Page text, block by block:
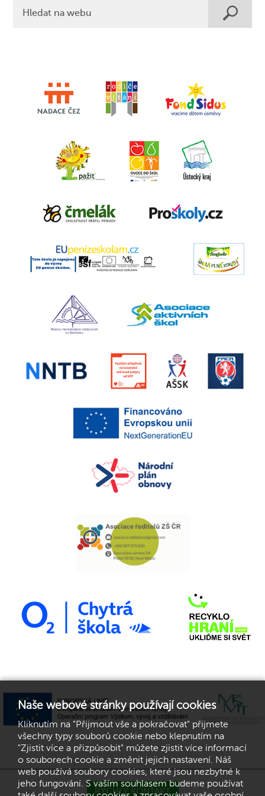
RYCHLÝ KONTAKT
Naše webové stránky používají cookies
Kliknutím na "Přijmout vše a pokračovat" přijmete
všechny typy souborů cookie nebo klepnutím na
"Zjistit více a přizpůsobit" můžete zjistit více informací
o souborech cookie a změnit jejich nastavení. Náš
web používá soubory cookies, které jsou nezbytné k
jeho fungování. S vaším souhlasem budeme používat